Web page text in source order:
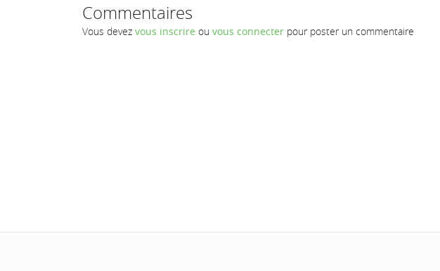
Commentaires
Vous devez vous inscrire ou vous connecter pour poster un commentaire